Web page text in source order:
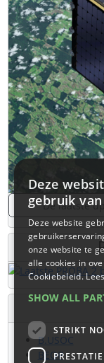
De laatste
B.USOC
BEOP
Deze
gebruik
Deze website
onze website te
alle cookies in
Cookiebeleid.
SHOW ALL
STRIKT
PRESTATIE